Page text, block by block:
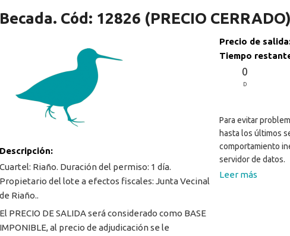
Becada. Cód: 12826 (PRECIO CERRADO)
Descripción:
Cuartel: Riaño. Duración del permiso: 1 día.
Propietario del lote a efectos fiscales: Junta Vecinal
de Riaño..
El PRECIO DE SALIDA será considerado como BASE
IMPONIBLE, al precio de adjudicación se le
Precio de
Tiempo
0
D
Para evitar
hasta los últimos
comportamiento
servidor de datos.
Leer más